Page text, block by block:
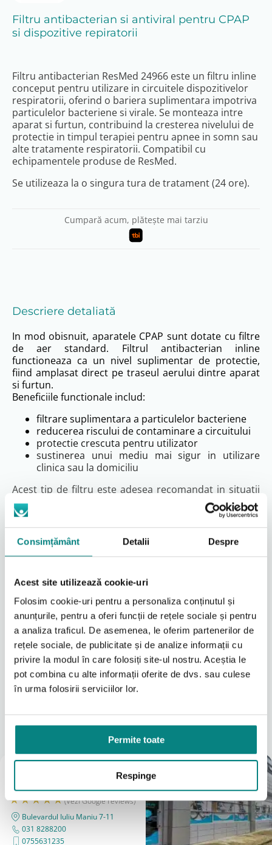
Consimțământ Detalii Despre
Acest site utilizează cookie-uri
Folosim cookie-uri pentru a personaliza conținutul și
anunțurile, pentru a oferi funcții de rețele sociale și pentru
a analiza traficul. De asemenea, le oferim partenerilor de
rețele sociale, de publicitate și de analize informații cu
privire la modul în care folosiți site-ul nostru. Aceștia le
pot combina cu alte informații oferite de dvs. sau culese
în urma folosirii serviciilor lor.
Permite toate
Respinge
Filtru antibacterian si antiviral pentru CPAP
si dispozitive repiratorii
Filtru antibacterian ResMed 24966 este un filtru inline
conceput pentru utilizare in circuitele dispozitivelor
respiratorii, oferind o bariera suplimentara impotriva
particulelor bacteriene si virale. Se monteaza intre
aparat si furtun, contribuind la cresterea nivelului de
protectie in timpul terapiei pentru apnee in somn sau
alte tratamente respiratorii. Compatibil cu
echipamentele produse de ResMed.
Se utilizeaza la o singura tura de tratament (24 ore).
Cumpară acum, plătește mai tarziu
Descriere detaliată
In mod obisnuit, aparatele CPAP sunt dotate cu filtre
de aer standard. Filtrul antibacterian inline
functioneaza ca un nivel suplimentar de protectie,
fiind amplasat direct pe traseul aerului dintre aparat
si furtun.
Beneficiile functionale includ:
filtrare suplimentara a particulelor bacteriene
reducerea riscului de contaminare a circuitului
protectie crescuta pentru utilizator
sustinerea unui mediu mai sigur in utilizare
clinica sau la domiciliu
Acest tip de filtru este adesea recomandat in situatii
in care este necesara o protectie sporita, inclusiv in
medii medicale sau pentru utilizatori cu sensibilitate
crescuta.
Compatibilitate si montaj
majoritatea dispozitivelor CPAP si APAP produse de
circuit standard de 22 mm.
Montajul este simplu:
Se conecteaza intre iesirea aparatului CPAP si
furtun.
Se verifica etanseitatea conexiunilor.
Se inlocuieste conform recomandarilor
producatorului sau in functie de gradul de
Cand este recomandata utilizarea
Filtrul antibacterian poate fi indicat in special pentru:
utilizatori cu sistem imunitar sensibil
utilizare in medii clinice sau spitale
situatii in care se doreste protectie suplimentara
a aparatului
Citeşte mai mult
Locațiile noastre
(Vezi Google reviews)
Bulevardul Iuliu Maniu 7-11
031 8288200
0755631235